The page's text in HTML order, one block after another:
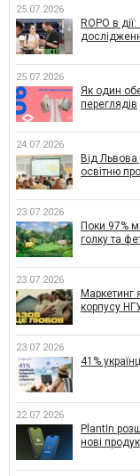
25.07.2026
ROPO в
25.07.2026
Як один
переглядів
24.07.2026
Від
освітню
23.07.2026
Поки 97%
голку та
23.07.2026
Маркетинг
корпусу
23.07.2026
41%
22.07.2026
PlantIn
нові